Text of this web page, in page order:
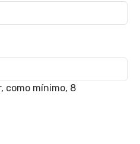
como mínimo, 8